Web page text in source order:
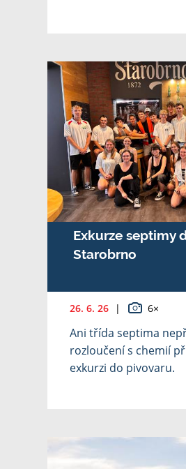
Exkurze septimy
Starobrno
26. 6. 26 | 6×
Ani třída septima
rozloučení s chemií
exkurzi do pivovaru.